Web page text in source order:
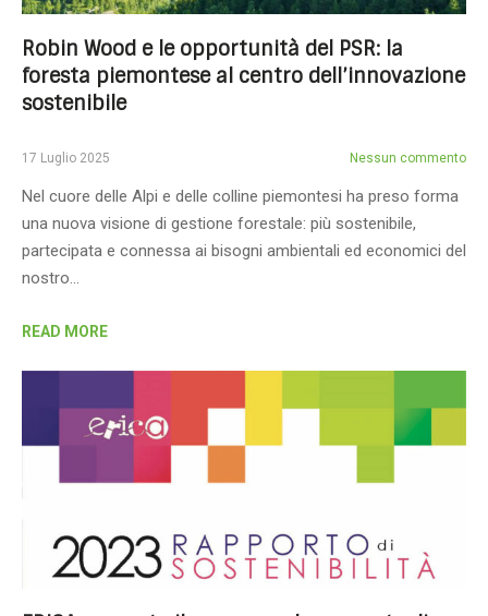
Robin Wood e le opportunità del PSR: la
foresta piemontese al centro dell’innovazione
sostenibile
17 Luglio 2025 Nessun commento
Nel cuore delle Alpi e delle colline piemontesi ha preso forma
una nuova visione di gestione forestale: più sostenibile,
partecipata e connessa ai bisogni ambientali ed economici del
nostro…
READ MORE